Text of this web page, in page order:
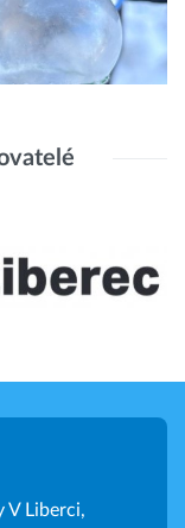
V Liberci,